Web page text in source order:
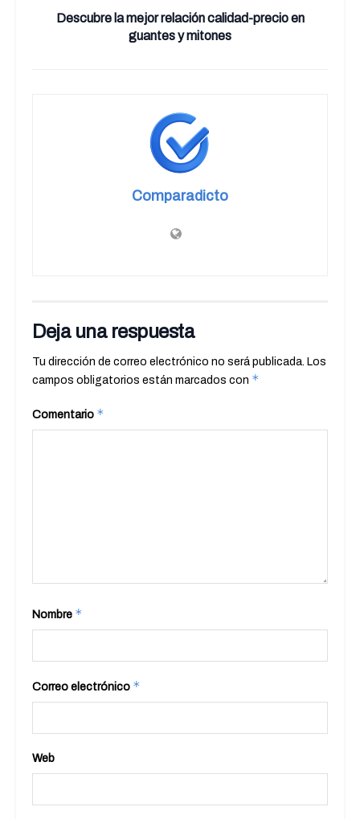
Descubre la mejor relación calidad-precio en
guantes y mitones
Comparadicto
Deja una respuesta
Tu dirección de correo electrónico no será publicada. Los
campos obligatorios están marcados con *
Comentario *
Nombre *
Correo electrónico *
Web